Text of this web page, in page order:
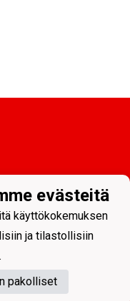
tulevaisuus
evästeitä
käyttökokemuksen
ja tilastollisiin
pakolliset